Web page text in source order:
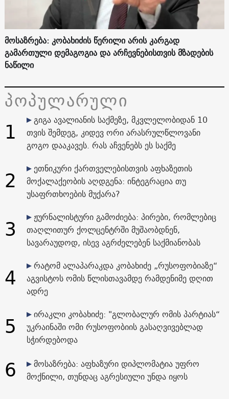
მოსაზრება: კობახიძის წერილი არის კარგად
გამართული დემაგოგია და არჩევნებისთვის მზადების
ნაწილი
პოპულარული
1
გიგა ავალიანის საქმეზე, მკვლელობიდან 10
თვის შემდეგ, კიდევ ორი არასრულწლოვანი
გოგო დააკავეს. რას აჩვენებს ეს საქმე
2
ეთნიკური ქართველებისთვის აფხაზეთის
მოქალაქეობის აღდგენა: ინტეგრაცია თუ
უსაფრთხოების მუქარა?
3
ჟურნალისტური გამოძიება: პირები, რომლებიც
თაღლითურ ქოლცენტრში მუშაობდნენ,
სავარაუდოდ, ისევ აგრძელებენ საქმიანობას
4
რატომ ალაპარაკდა კობახიძე „რუსოფობიაზე“
აგვისტოს ომის წლისთავამდე რამდენიმე დღით
ადრე
5
ირაკლი კობახიძე: "გლობალურ ომის პარტიას“
უკრაინაში ომი რუსოფობიის გასაღვივებლად
სჭირდებოდა
6
მოსაზრება: აფხაზური დიპლომატია უფრო
მოქნილი, თუნდაც აგრესიული უნდა იყოს